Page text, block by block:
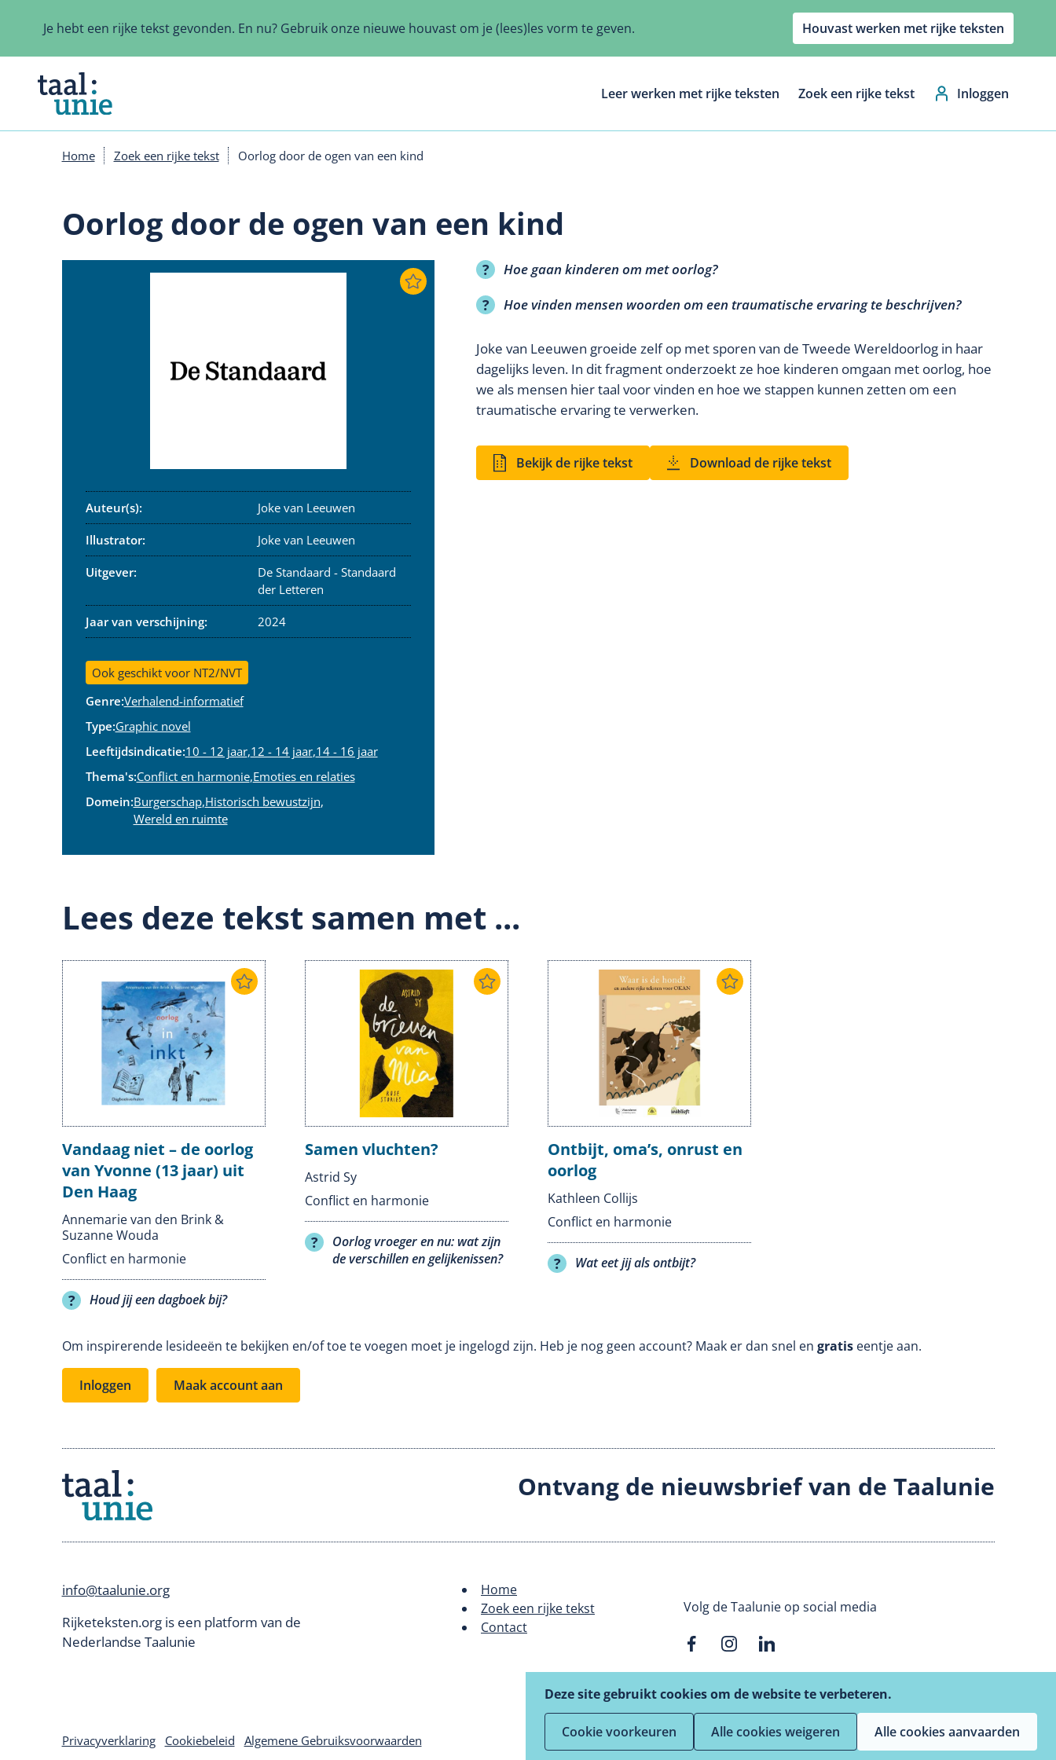
inhoud
Je hebt een rijke tekst gevonden. En nu? Gebruik onze nieuwe houvast om je (lees)les vorm te geven. Houvast werken met rijke teksten
Leer werken met rijke teksten Zoek een rijke tekst Inloggen
Home Zoek een rijke tekst Oorlog door de ogen van een kind
Oorlog door de ogen van een kind
Auteur(s): Joke van Leeuwen
Illustrator: Joke van Leeuwen
Uitgever:
De Standaard - Standaard
der Letteren
Jaar van verschijning: 2024
Ook geschikt voor NT2/NVT
Genre:Verhalend-informatief
Type:Graphic novel
Leeftijdsindicatie:10 - 12 jaar,12 - 14 jaar,14 - 16 jaar
Thema's:Conflict en harmonie,Emoties en relaties
Domein:Burgerschap,Historisch bewustzijn,
Wereld en ruimte
Hoe gaan kinderen om met oorlog?
Hoe vinden mensen woorden om een traumatische ervaring te beschrijven?
Joke van Leeuwen groeide zelf op met sporen van de Tweede Wereldoorlog in haar
dagelijks leven. In dit fragment onderzoekt ze hoe kinderen omgaan met oorlog, hoe
we als mensen hier taal voor vinden en hoe we stappen kunnen zetten om een
traumatische ervaring te verwerken.
Bekijk de rijke tekst Download de rijke tekst
Lees deze tekst samen met ...
Vandaag niet – de oorlog
van Yvonne (13 jaar) uit
Den Haag
Annemarie van den Brink &
Suzanne Wouda
Conflict en harmonie
Houd jij een dagboek bij?
Samen vluchten?
Astrid Sy
Conflict en harmonie
Oorlog vroeger en nu: wat zijn
de verschillen en gelijkenissen?
Ontbijt, oma’s, onrust en
oorlog
Kathleen Collijs
Conflict en harmonie
Wat eet jij als ontbijt?
Om inspirerende lesideeën te bekijken en/of toe te voegen moet je ingelogd zijn. Heb je nog geen account? Maak er dan snel en gratiseentje aan.
Inloggen Maak account aan
Ontvang de nieuwsbrief van de Taalunie
info@taalunie.org
Rijketeksten.org is een platform van de
Nederlandse Taalunie
Footer
Home
Zoek een rijke tekst
Contact
Volg de Taalunie op social media
Privacyverklaring Cookiebeleid Algemene Gebruiksvoorwaarden
Deze site gebruikt cookies om de website te verbeteren.
Cookie voorkeuren Alle cookies weigeren Alle cookies aanvaarden
Website door nombreus